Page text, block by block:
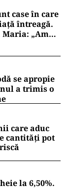
case în care
întreagă.
„Am
se apropie
a trimis o
care aduc
cantități pot
la 6,50%.